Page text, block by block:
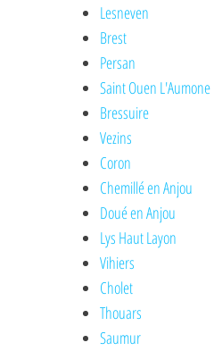
Lesneven
Brest
Persan
Saint Ouen L'Aumone
Bressuire
Vezins
Coron
Chemillé en Anjou
Doué en Anjou
Lys Haut Layon
Vihiers
Cholet
Thouars
Saumur